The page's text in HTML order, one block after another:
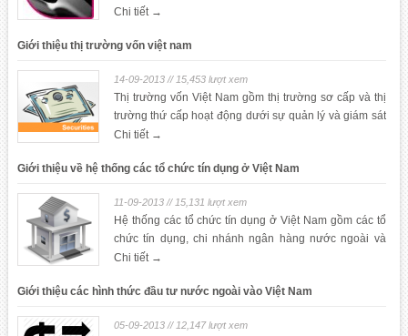
tranh chấp và luật điều chỉnh.
Chi tiết →
Giới thiệu thị trường vốn việt nam
14-09-2013 // 15,453 lượt xem
Thị trường vốn Việt Nam gồm thị trường sơ cấp và thị
trường thứ cấp hoạt động dưới sự quản lý và giám sát
của Ủy ban Chứng khoán Nhà nước.
Chi tiết →
Giới thiệu về hệ thống các tổ chức tín dụng ở Việt Nam
11-09-2013 // 15,131 lượt xem
Hệ thống các tổ chức tín dụng ở Việt Nam gồm các tổ
chức tín dụng, chi nhánh ngân hàng nước ngoài và
văn phòng đại diện của các tổ chức tín dụng nước
Chi tiết →
Giới thiệu các hình thức đầu tư nước ngoài vào Việt Nam
05-09-2013 // 12,147 lượt xem